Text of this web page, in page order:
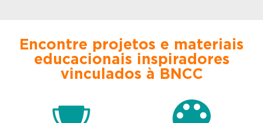
Encontre projetos e materiais
educacionais inspiradores
vinculados à BNCC